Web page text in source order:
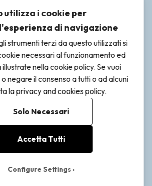
utilizza i cookie per
di navigazione
strumenti terzi da questo utilizzati si
necessari al funzionamento ed
nella cookie policy. Se vuoi
negare il consenso a tutti o ad alcuni
laprivacy and cookies policy.
Solo Necessari
Accetta Tutti
Configure Settings